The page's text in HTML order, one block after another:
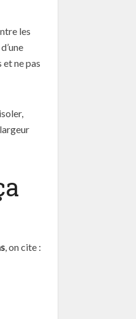
les
ne pas
largeur
, on cite :